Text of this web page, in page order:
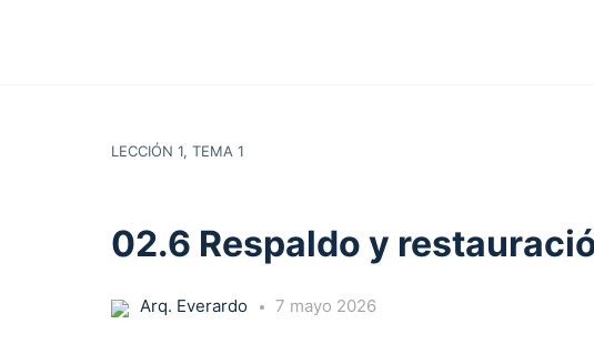
LECCIÓN 1, TEMA 1
02.6 Respaldo y
Arq. Everardo 7 mayo 2026